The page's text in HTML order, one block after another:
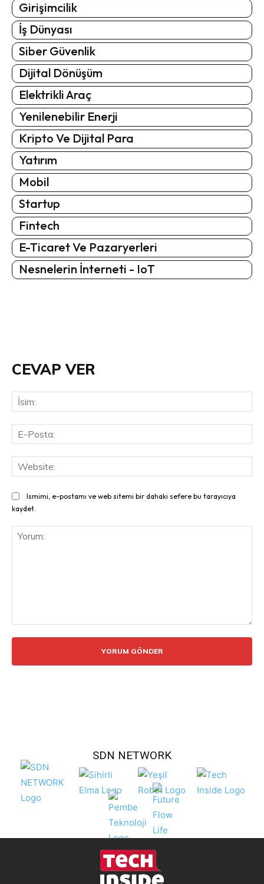
Girişimcilik
İş Dünyası
Siber Güvenlik
Dijital Dönüşüm
Elektrikli Araç
Yenilenebilir Enerji
Kripto Ve Dijital Para
Yatırım
Mobil
Startup
Fintech
E-Ticaret Ve Pazaryerleri
Nesnelerin İnterneti - IoT
CEVAP VER
Ismimi, e-postamı ve web sitemi bir dahaki sefere bu tarayıcıya
kaydet.
SDN NETWORK